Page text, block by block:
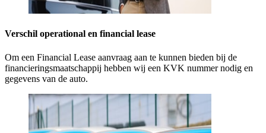
Verschil operational en financial lease
Om een Financial Lease aanvraag aan te kunnen bieden bij de
financieringsmaatschappij hebben wij een KVK nummer nodig en
gegevens van de auto.